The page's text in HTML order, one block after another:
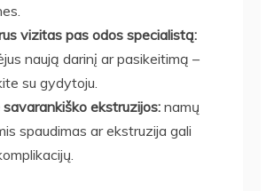
vizitas pas odos specialistą:
naują darinį ar pasikeitimą –
su gydytoju.
ekstruzijos:namų
spaudimas ar ekstruzija gali